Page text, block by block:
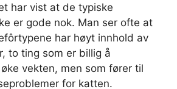
har vist at de typiske
er gode nok. Man ser ofte at
har høyt innhold av
to ting som er billig å
vekten, men som fører til
for katten.